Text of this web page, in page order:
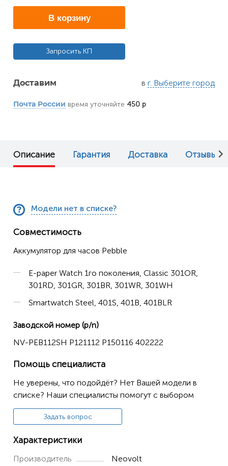
В корзину
Запросить КП
Доставим в г. Выберите город
Почта России время уточняйте 450 р
Описание Гарантия Доставка Отзывы (0)
Модели нет в списке?
Совместимость
Аккумулятор для часов Pebble
E-paper Watch 1го поколения, Classic 301OR,
301RD, 301GR, 301BR, 301WR, 301WH
Smartwatch Steel, 401S, 401B, 401BLR
Заводской номер (p/n)
NV-PEB112SH P121112 P150116 402222
Помощь специалиста
Не уверены, что подойдёт? Нет Вашей модели в
списке? Наши специалисты помогут с выбором
Задать вопрос
Характеристики
Производитель Neovolt